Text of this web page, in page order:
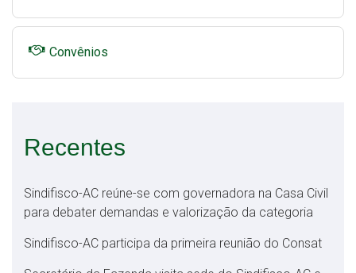
Convênios
Recentes
Sindifisco-AC reúne-se com governadora na Casa Civil
para debater demandas e valorização da categoria
Sindifisco-AC participa da primeira reunião do Consat